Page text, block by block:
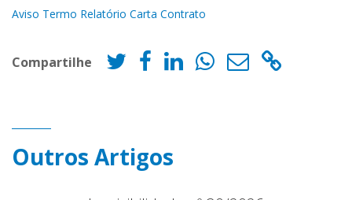
Aviso Termo Relatório Carta Contrato
Compartilhe
Outros Artigos